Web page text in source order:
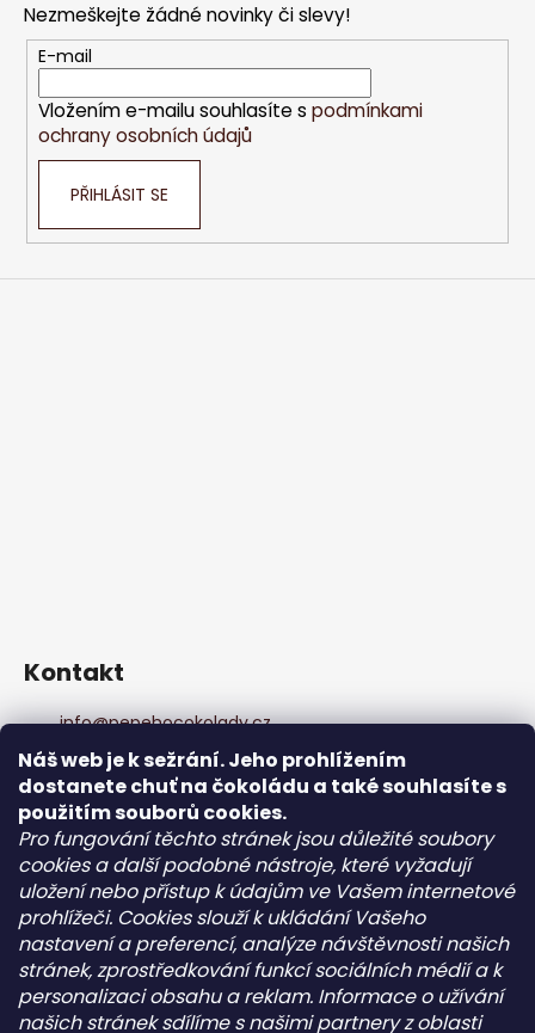
Náš web je k sežrání. Jeho prohlížením
dostanete chuť na čokoládu a také souhlasíte s
použitím souborů cookies.
Pro fungování těchto stránek jsou důležité soubory
cookies a další podobné nástroje, které vyžadují
uložení nebo přístup k údajům ve Vašem internetové
prohlížeči. Cookies slouží k ukládání Vašeho
nastavení a preferencí, analýze návštěvnosti našich
stránek, zprostředkování funkcí sociálních médií a k
personalizaci obsahu a reklam. Informace o užívání
našich stránek sdílíme s našimi partnery z oblasti
Nezmeškejte žádné novinky či slevy!
E-mail
Vložením e-mailu souhlasíte s podmínkami
ochrany osobních údajů
PŘIHLÁSIT SE
Kontakt
info@pepehocokolady.cz
+420702085600
+420702085600
Pepeho čokolády
pepehocokolady.cz
Informace pro vás
Kontakt
Obchodní podmínky
Podmínky ochrany osobních údajů - GDPR